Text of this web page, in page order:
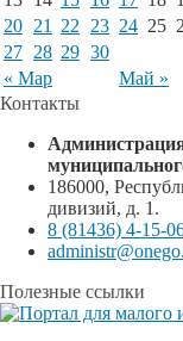
« Мар Май »
20 21 22 23 24 25
27 28 29 30
Контакты
186000,
дивизий, д. 1.
8 (81436) 4-15-
Полезные ссылки